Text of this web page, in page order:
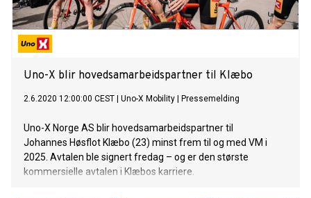
Uno-X blir hovedsamarbeidspartner til Klæbo
2.6.2020 12:00:00 CEST Uno-X Mobility Pressemelding
Uno-X Norge AS blir hovedsamarbeidspartner til
Johannes Høsflot Klæbo (23) minst frem til og med VM i
2025. Avtalen ble signert fredag – og er den største
kommersielle avtalen i Klæbos karriere.